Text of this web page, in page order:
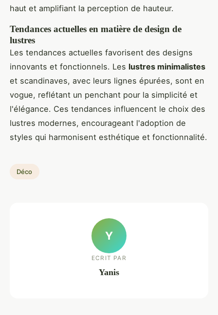
haut et amplifiant la perception de hauteur.
Tendances actuelles en matière de design de
lustres
Les tendances actuelles favorisent des designs
innovants et fonctionnels. Les lustres minimalistes
et scandinaves, avec leurs lignes épurées, sont en
vogue, reflétant un penchant pour la simplicité et
l'élégance. Ces tendances influencent le choix des
lustres modernes, encourageant l'adoption de
styles qui harmonisent esthétique et fonctionnalité.
Déco
Y
ECRIT PAR
Yanis